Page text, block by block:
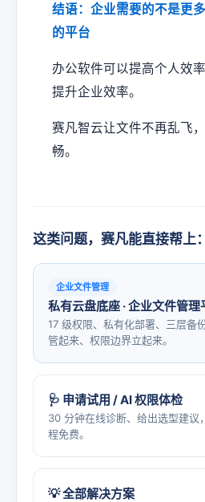
结语：企业需要的不是更
的平台
办公软件可以提高个人效
提升企业效率。
赛凡智云让文件不再乱飞
畅。
这类问题，赛凡能直接帮上
企业文件管理
私有云盘底座 · 企业文件管理
17 级权限、私有化部署、三层备
管起来、权限边界立起来。
🩺 申请试用 / AI 权限体检
30 分钟在线诊断、给出选型建
程免费。
💡 全部解决方案